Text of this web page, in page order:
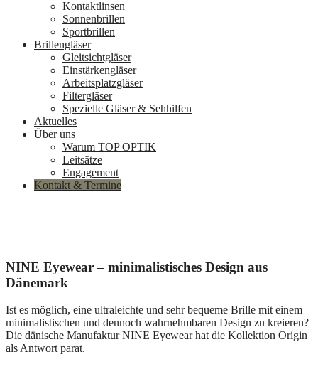
Kontaktlinsen
Sonnenbrillen
Sportbrillen
Brillengläser
Gleitsichtgläser
Einstärkengläser
Arbeitsplatzgläser
Filtergläser
Spezielle Gläser & Sehhilfen
Aktuelles
Über uns
Warum TOP OPTIK
Leitsätze
Engagement
Kontakt & Termine
NINE Eyewear – minimalistisches Design aus
Dänemark
Ist es möglich, eine ultraleichte und sehr bequeme Brille mit einem
minimalistischen und dennoch wahrnehmbaren Design zu kreieren?
Die dänische Manufaktur NINE Eyewear hat die Kollektion Origin
als Antwort parat.